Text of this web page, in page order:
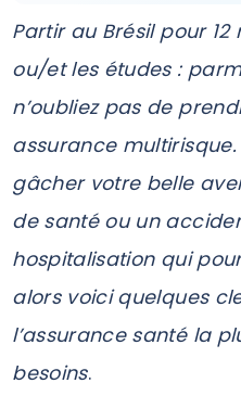
Partir au Brésil pour
ou/et les études :
n’oubliez pas de
assurance
gâcher votre belle
de santé ou un
hospitalisation qui
alors voici quelques
l’assurance santé la
besoins.